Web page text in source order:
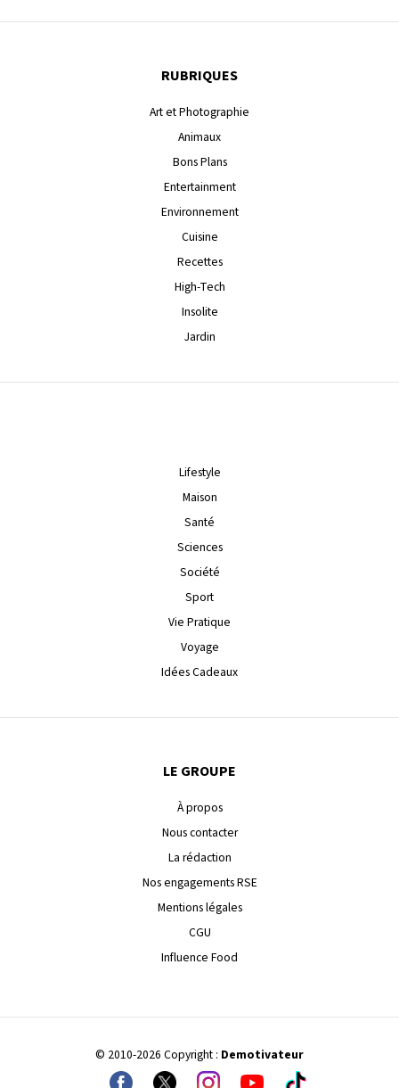
RUBRIQUES
Art et Photographie
Animaux
Bons Plans
Entertainment
Environnement
Cuisine
Recettes
High-Tech
Insolite
Jardin
Lifestyle
Maison
Santé
Sciences
Société
Sport
Vie Pratique
Voyage
Idées Cadeaux
LE GROUPE
À propos
Nous contacter
La rédaction
Nos engagements RSE
Mentions légales
CGU
Influence Food
© 2010-2026 Copyright : Demotivateur